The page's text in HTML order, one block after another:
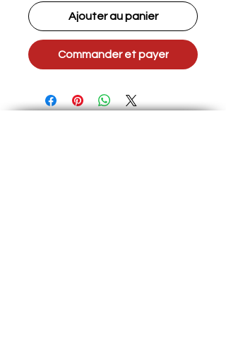
Ajouter au panier
Commander et payer